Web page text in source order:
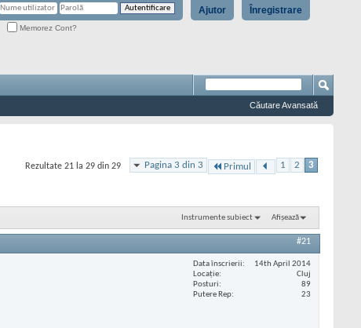
Înregistrare
Ajutor
Memorez Cont?
Căutare Avansată
Pagina 3 din 3 Primul 1 2 3
Rezultate 21 la 29 din 29
Instrumente subiect Afișează
#21
Data înscrierii
14th April 2014
Locaţie
Cluj
Posturi
89
Putere Rep
23